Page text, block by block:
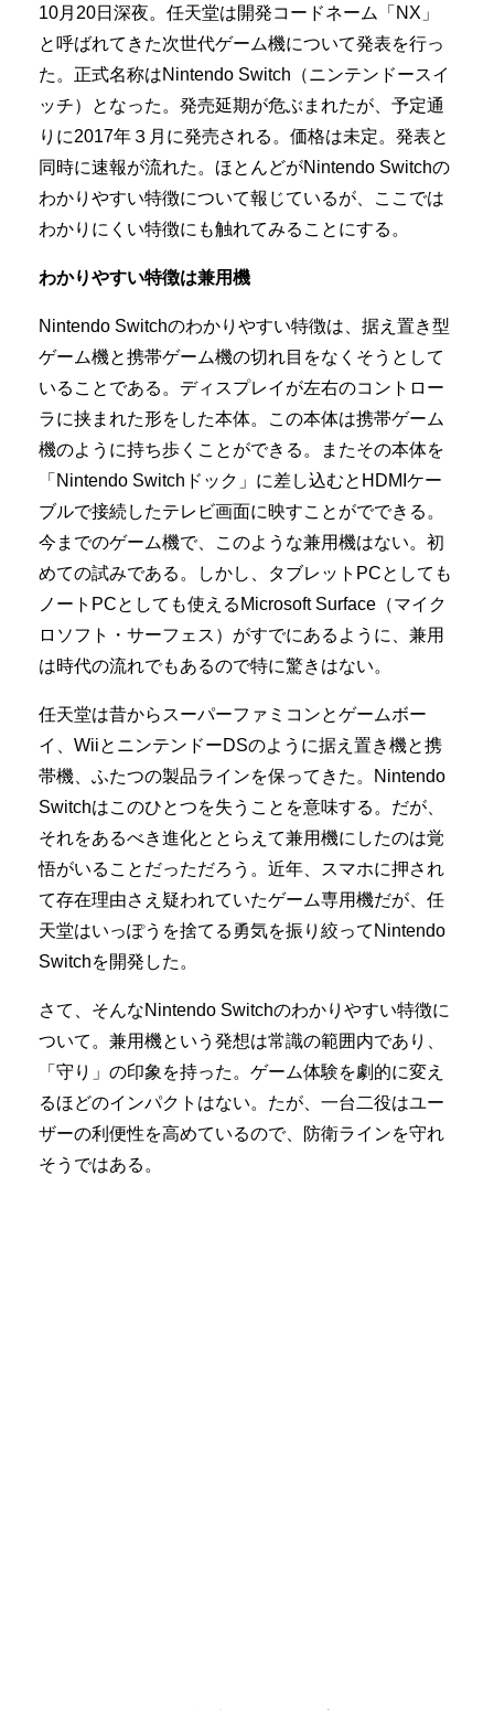
10月20日深夜。任天堂は開発コードネーム「NX」
と呼ばれてきた次世代ゲーム機について発表を行っ
た。正式名称はNintendo Switch（ニンテンドースイ
ッチ）となった。発売延期が危ぶまれたが、予定通
りに2017年３月に発売される。価格は未定。発表と
同時に速報が流れた。ほとんどがNintendo Switchの
わかりやすい特徴について報じているが、ここでは
わかりにくい特徴にも触れてみることにする。
わかりやすい特徴は兼用機
Nintendo Switchのわかりやすい特徴は、据え置き型
ゲーム機と携帯ゲーム機の切れ目をなくそうとして
いることである。ディスプレイが左右のコントロー
ラに挟まれた形をした本体。この本体は携帯ゲーム
機のように持ち歩くことができる。またその本体を
「Nintendo Switchドック」に差し込むとHDMIケー
ブルで接続したテレビ画面に映すことがでできる。
今までのゲーム機で、このような兼用機はない。初
めての試みである。しかし、タブレットPCとしても
ノートPCとしても使えるMicrosoft Surface（マイク
ロソフト・サーフェス）がすでにあるように、兼用
は時代の流れでもあるので特に驚きはない。
任天堂は昔からスーパーファミコンとゲームボー
イ、WiiとニンテンドーDSのように据え置き機と携
帯機、ふたつの製品ラインを保ってきた。Nintendo
Switchはこのひとつを失うことを意味する。だが、
それをあるべき進化ととらえて兼用機にしたのは覚
悟がいることだっただろう。近年、スマホに押され
て存在理由さえ疑われていたゲーム専用機だが、任
天堂はいっぽうを捨てる勇気を振り絞ってNintendo
Switchを開発した。
さて、そんなNintendo Switchのわかりやすい特徴に
ついて。兼用機という発想は常識の範囲内であり、
「守り」の印象を持った。ゲーム体験を劇的に変え
るほどのインパクトはない。たが、一台二役はユー
ザーの利便性を高めているので、防衛ラインを守れ
そうではある。